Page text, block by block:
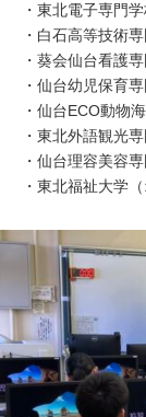
・東北電子専門
・白石高等技術
・葵会仙台看護
・仙台幼児保育
・仙台ECO動物
・東北外語観光
・仙台理容美容
・東北福祉大学